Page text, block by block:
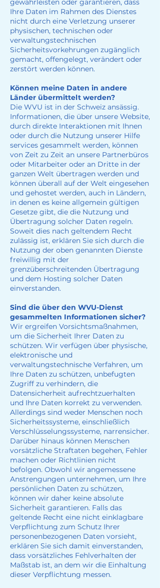
gewährleisten oder garantieren, dass
Ihre Daten im Rahmen des Dienstes
nicht durch eine Verletzung unserer
physischen, technischen oder
verwaltungstechnischen
Sicherheitsvorkehrungen zugänglich
gemacht, offengelegt, verändert oder
zerstört werden können.
Können meine Daten in andere
Länder übermittelt werden?
Die WVU ist in der Schweiz ansässig.
Informationen, die über unsere Website,
durch direkte Interaktionen mit Ihnen
oder durch die Nutzung unserer Hilfe
services gesammelt werden, können
von Zeit zu Zeit an unsere Partnerbüros
oder Mitarbeiter oder an Dritte in der
ganzen Welt übertragen werden und
können überall auf der Welt eingesehen
und gehostet werden, auch in Ländern,
in denen es keine allgemein gültigen
Gesetze gibt, die die Nutzung und
Übertragung solcher Daten regeln.
Soweit dies nach geltendem Recht
zulässig ist, erklären Sie sich durch die
Nutzung der oben genannten Dienste
freiwillig mit der
grenzüberschreitenden Übertragung
und dem Hosting solcher Daten
einverstanden.
Sind die über den WVU-Dienst
gesammelten Informationen sicher?
Wir ergreifen Vorsichtsmaßnahmen,
um die Sicherheit Ihrer Daten zu
schützen. Wir verfügen über physische,
elektronische und
verwaltungstechnische Verfahren, um
Ihre Daten zu schützen, unbefugten
Zugriff zu verhindern, die
Datensicherheit aufrechtzuerhalten
und Ihre Daten korrekt zu verwenden.
Allerdings sind weder Menschen noch
Sicherheitssysteme, einschließlich
Verschlüsselungssysteme, narrensicher.
Darüber hinaus können Menschen
vorsätzliche Straftaten begehen, Fehler
machen oder Richtlinien nicht
befolgen. Obwohl wir angemessene
Anstrengungen unternehmen, um Ihre
persönlichen Daten zu schützen,
können wir daher keine absolute
Sicherheit garantieren. Falls das
geltende Recht eine nicht einklagbare
Verpflichtung zum Schutz Ihrer
personenbezogenen Daten vorsieht,
erklären Sie sich damit einverstanden,
dass vorsätzliches Fehlverhalten der
Maßstab ist, an dem wir die Einhaltung
dieser Verpflichtung messen.